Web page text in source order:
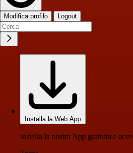
Modifica profilo Logout
Installa la Web App
Installa la nostra App gratuita e